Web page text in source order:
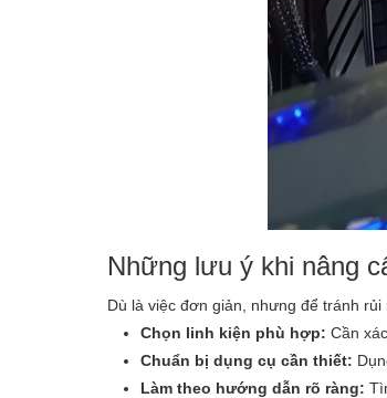
Những lưu ý khi nâng
Dù là việc đơn giản, nhưng để tránh
Chọn linh kiện phù hợp: Cần
Chuẩn bị dụng cụ cần thiết:
Làm theo hướng dẫn rõ ràng: